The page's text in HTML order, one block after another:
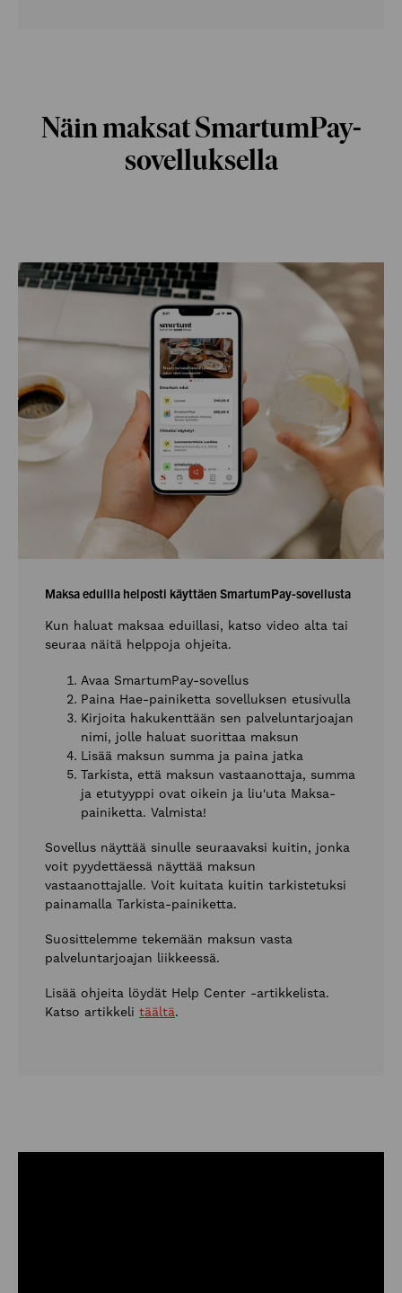
Näin maksat SmartumPay-
sovelluksella
Maksa eduilla helposti käyttäen SmartumPay-sovellusta
Kun haluat maksaa eduillasi, katso video alta tai
seuraa näitä helppoja ohjeita.
Avaa SmartumPay-sovellus
Paina Hae-painiketta sovelluksen etusivulla
Kirjoita hakukenttään sen palveluntarjoajan
nimi, jolle haluat suorittaa maksun
Lisää maksun summa ja paina jatka
Tarkista, että maksun vastaanottaja, summa
ja etutyyppi ovat oikein ja liu'uta Maksa-
painiketta. Valmista!
Sovellus näyttää sinulle seuraavaksi kuitin, jonka
voit pyydettäessä näyttää maksun
vastaanottajalle. Voit kuitata kuitin tarkistetuksi
painamalla Tarkista-painiketta.
Suosittelemme tekemään maksun vasta
palveluntarjoajan liikkeessä.
Lisää ohjeita löydät Help Center -artikkelista.
Katso artikkeli täältä.